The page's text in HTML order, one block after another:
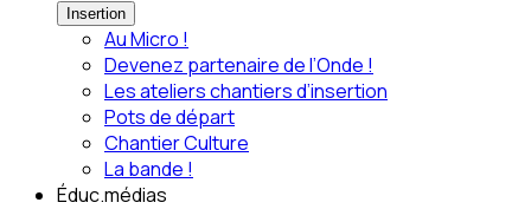
Insertion
Au Micro !
Devenez partenaire de l’Onde !
Les ateliers chantiers d’insertion
Pots de départ
Chantier Culture
La bande !
Éduc.médias